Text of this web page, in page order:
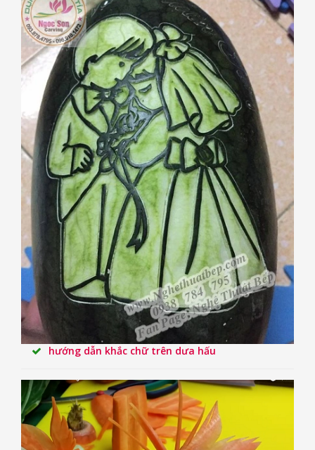
hướng dẫn khắc chữ trên dưa hấu